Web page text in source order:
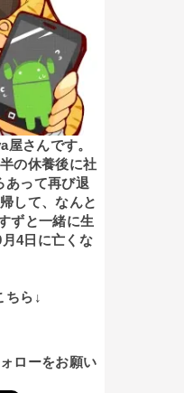
さんです。
の休養後に社
あって再び退
して、なんと
ずと一緒に生
4日に亡くな
ちら↓
ローをお願い